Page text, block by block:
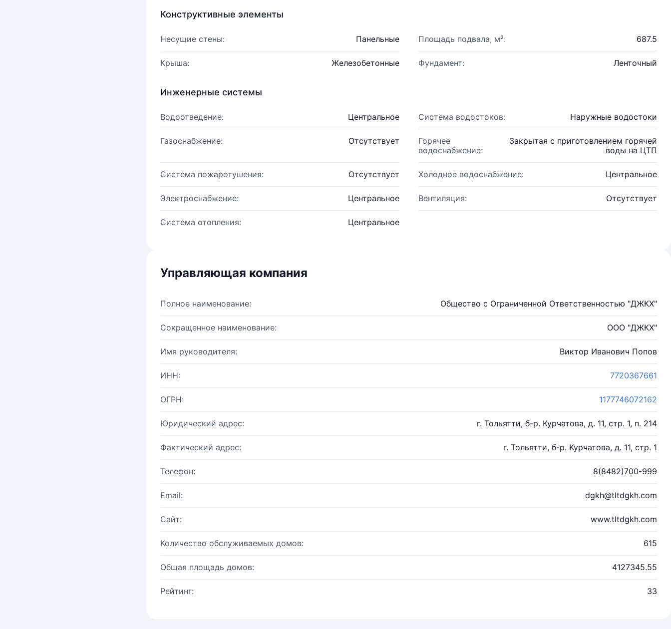
Конструктивные элементы
Несущие стены: Панельные Площадь подвала, м²: 687.5
Крыша: Железобетонные Фундамент: Ленточный
Инженерные системы
Водоотведение: Центральное Система водостоков: Наружные водостоки
Газоснабжение: Отсутствует
Горячее
водоснабжение:
Закрытая с приготовлением горячей
воды на ЦТП
Система пожаротушения: Отсутствует Холодное водоснабжение: Центральное
Электроснабжение: Центральное Вентиляция: Отсутствует
Система отопления: Центральное
Управляющая компания
Полное наименование: Общество с Ограниченной Ответственностью "ДЖКХ"
Сокращенное наименование: ООО "ДЖКХ"
Имя руководителя: Виктор Иванович Попов
ИНН: 7720367661
ОГРН: 1177746072162
Юридический адрес: г. Тольятти, б-р. Курчатова, д. 11, стр. 1, п. 214
Фактический адрес: г. Тольятти, б-р. Курчатова, д. 11, стр. 1
Телефон: 8(8482)700-999
Email: dgkh@tltdgkh.com
Сайт: www.tltdgkh.com
Количество обслуживаемых домов: 615
Общая площадь домов: 4127345.55
Рейтинг: 33